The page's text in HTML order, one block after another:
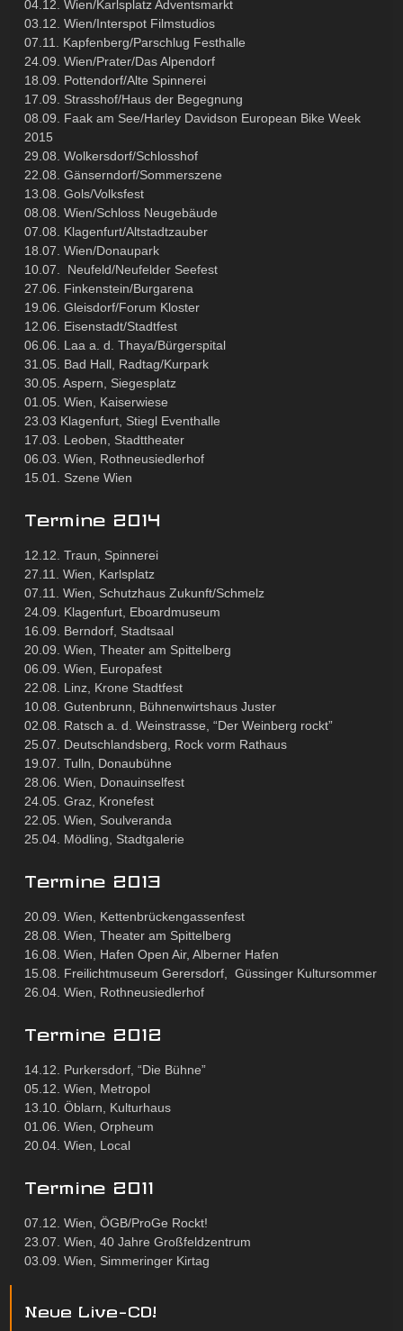
04.12. Wien/Karlsplatz Adventsmarkt
03.12. Wien/Interspot Filmstudios
07.11. Kapfenberg/Parschlug Festhalle
24.09. Wien/Prater/Das Alpendorf
18.09. Pottendorf/Alte Spinnerei
17.09. Strasshof/Haus der Begegnung
08.09. Faak am See/Harley Davidson European Bike Week
2015
29.08. Wolkersdorf/Schlosshof
22.08. Gänserndorf/Sommerszene
13.08. Gols/Volksfest
08.08. Wien/Schloss Neugebäude
07.08. Klagenfurt/Altstadtzauber
18.07. Wien/Donaupark
10.07. Neufeld/Neufelder Seefest
27.06. Finkenstein/Burgarena
19.06. Gleisdorf/Forum Kloster
12.06. Eisenstadt/Stadtfest
06.06. Laa a. d. Thaya/Bürgerspital
31.05. Bad Hall, Radtag/Kurpark
30.05. Aspern, Siegesplatz
01.05. Wien, Kaiserwiese
23.03 Klagenfurt, Stiegl Eventhalle
17.03. Leoben, Stadttheater
06.03. Wien, Rothneusiedlerhof
15.01. Szene Wien
Termine 2014
12.12. Traun, Spinnerei
27.11. Wien, Karlsplatz
07.11. Wien, Schutzhaus Zukunft/Schmelz
24.09. Klagenfurt, Eboardmuseum
16.09. Berndorf, Stadtsaal
20.09. Wien, Theater am Spittelberg
06.09. Wien, Europafest
22.08. Linz, Krone Stadtfest
10.08. Gutenbrunn, Bühnenwirtshaus Juster
02.08. Ratsch a. d. Weinstrasse, “Der Weinberg rockt”
25.07. Deutschlandsberg, Rock vorm Rathaus
19.07. Tulln, Donaubühne
28.06. Wien, Donauinselfest
24.05. Graz, Kronefest
22.05. Wien, Soulveranda
25.04. Mödling, Stadtgalerie
Termine 2013
20.09. Wien, Kettenbrückengassenfest
28.08. Wien, Theater am Spittelberg
16.08. Wien, Hafen Open Air, Alberner Hafen
15.08. Freilichtmuseum Gerersdorf, Güssinger Kultursommer
26. 04. Wien, Rothneusiedlerhof
Termine 2012
14.12. Purkersdorf, “Die Bühne”
05.12. Wien, Metropol
13.10. Öblarn, Kulturhaus
01.06. Wien, Orpheum
20.04. Wien, Local
Termine 2011
07.12. Wien, ÖGB/ProGe Rockt!
23.07. Wien, 40 Jahre Großfeldzentrum
03.09. Wien, Simmeringer Kirtag
Neue Live-CD!